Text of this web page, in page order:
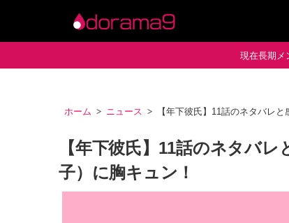
現在長期メ
ホーム ニュース 【年下彼氏】11話のネタバレ
【年下彼氏】11話のネタバ
子）に胸キュン！